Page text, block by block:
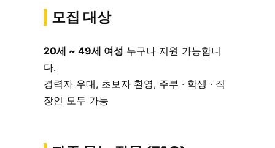
모집 대상
20세 ~ 49세 여성 누구나 지원 가능합니
다.
경력자 우대, 초보자 환영, 주부 · 학생 · 직
장인 모두 가능